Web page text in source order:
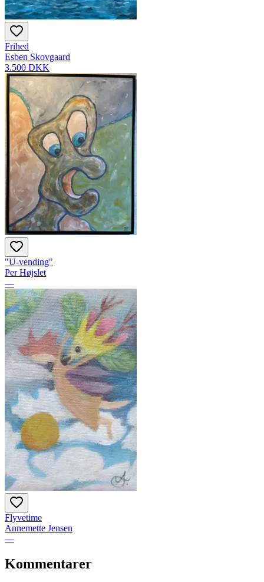
Frihed
Esben Skovgaard
3.500 DKK
"U-vending"
Per Højslet
—
Flyvetime
Annemette Jensen
—
Kommentarer